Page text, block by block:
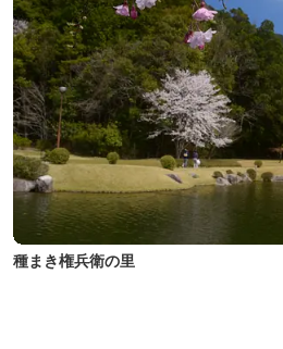
種まき権兵衛の里